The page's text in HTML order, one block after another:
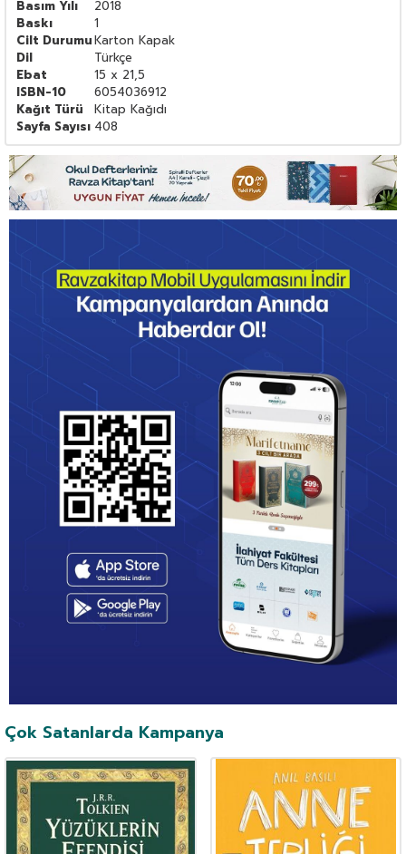
Basım Yılı
2018
Baskı
1
Cilt DurumuKarton Kapak
Dil
Türkçe
Ebat
15 x 21,5
ISBN-10
6054036912
Kağıt Türü
Kitap Kağıdı
Sayfa Sayısı 408
Çok Satanlarda Kampanya